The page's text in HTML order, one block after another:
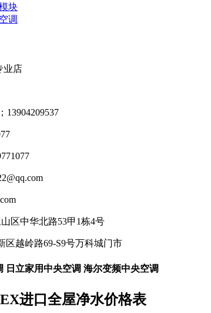
块
调
业店
13904209537
区中华北路53甲1栋4号
区越岭路69-S9号万科城门市
日立家用中央空调 海尔变频中央空调
进口全屋净水价格表